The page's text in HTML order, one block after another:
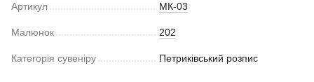
Артикул МК-03
Малюнок 202
Категорія сувеніру Петриківський розпис